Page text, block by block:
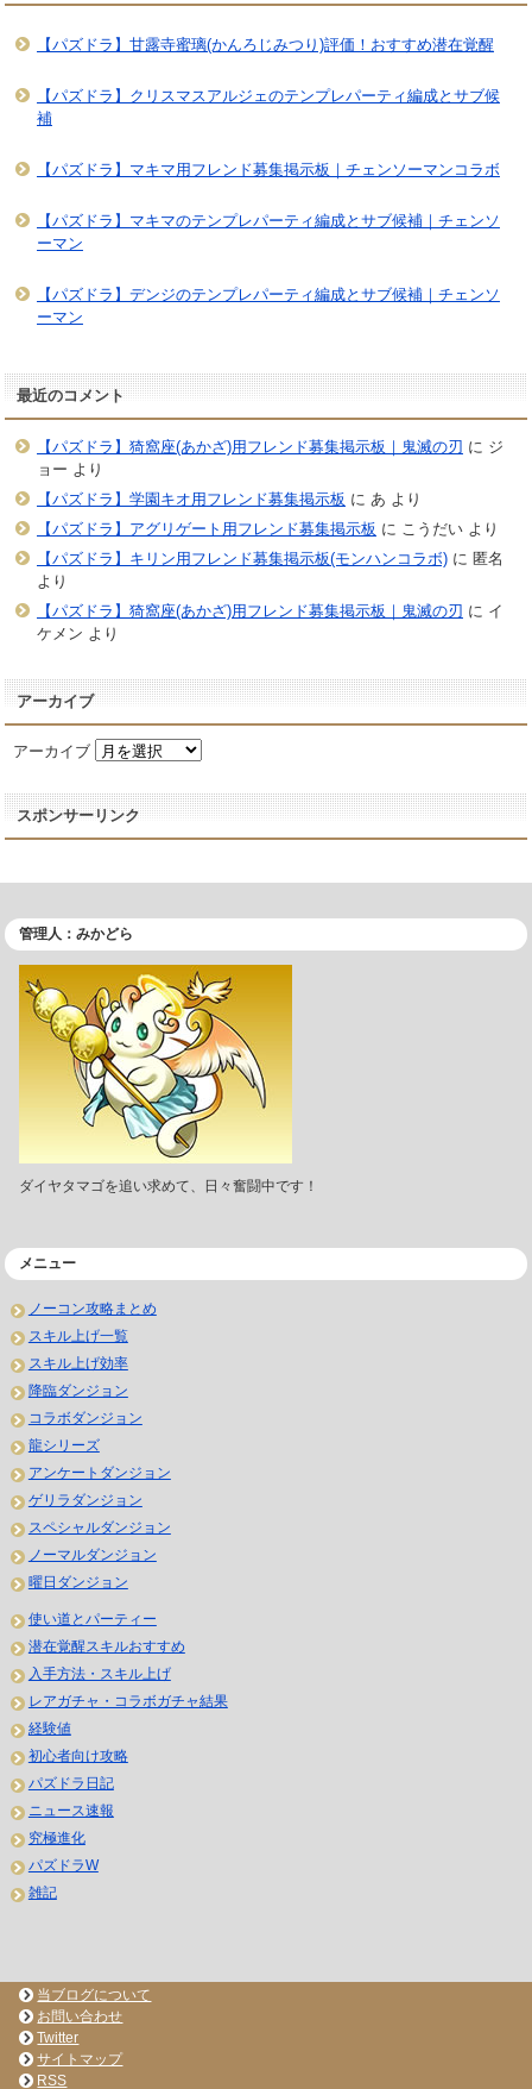
【パズドラ】甘露寺蜜璃(かんろじみつり)評価！おすすめ潜在覚醒
【パズドラ】クリスマスアルジェのテンプレパーティ編成とサブ候
補
【パズドラ】マキマ用フレンド募集掲示板｜チェンソーマンコラボ
【パズドラ】マキマのテンプレパーティ編成とサブ候補｜チェンソ
ーマン
【パズドラ】デンジのテンプレパーティ編成とサブ候補｜チェンソ
ーマン
最近のコメント
【パズドラ】猗窩座(あかざ)用フレンド募集掲示板｜鬼滅の刃 に ジ
ョー より
【パズドラ】学園キオ用フレンド募集掲示板 に あ より
【パズドラ】アグリゲート用フレンド募集掲示板 に こうだいより
【パズドラ】キリン用フレンド募集掲示板(モンハンコラボ)に 匿名
より
【パズドラ】猗窩座(あかざ)用フレンド募集掲示板｜鬼滅の刃 に イ
ケメン より
アーカイブ
アーカイブ
スポンサーリンク
管理人：みかどら
ダイヤタマゴを追い求めて、日々奮闘中です！
メニュー
ノーコン攻略まとめ
スキル上げ一覧
スキル上げ効率
降臨ダンジョン
コラボダンジョン
龍シリーズ
アンケートダンジョン
ゲリラダンジョン
スペシャルダンジョン
ノーマルダンジョン
曜日ダンジョン
使い道とパーティー
潜在覚醒スキルおすすめ
入手方法・スキル上げ
レアガチャ・コラボガチャ結果
経験値
初心者向け攻略
パズドラ日記
ニュース速報
究極進化
パズドラW
雑記
当ブログについて
お問い合わせ
Twitter
サイトマップ
RSS